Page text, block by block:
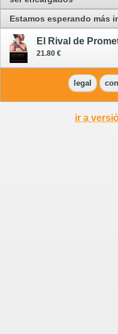
Estamos esperando más
El Rival de
21.80 €
legal
ir a